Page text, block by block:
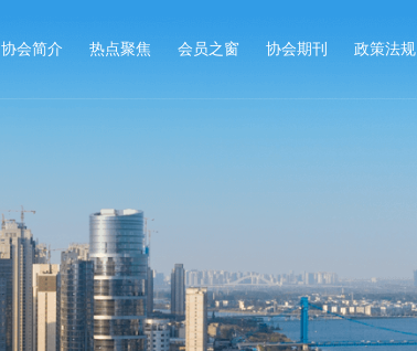
协会简介 热点聚焦 会员之窗 协会期刊 政策法规